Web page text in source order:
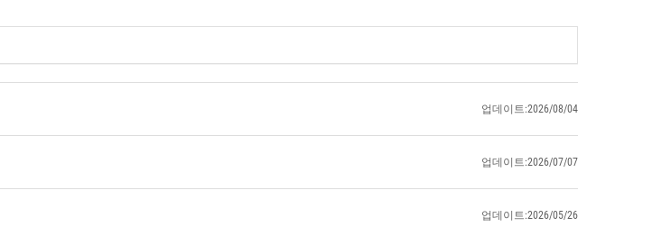
업데이트:2026/08/04
업데이트:2026/07/07
업데이트:2026/05/26